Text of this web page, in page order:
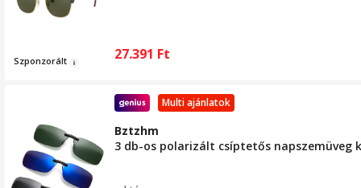
Szponzorált 27.391 Ft
Multi ajánlatok
Bztzhm
3 db-os polarizált csíptetős napszemüveg